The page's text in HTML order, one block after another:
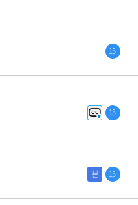
15
15
본 15